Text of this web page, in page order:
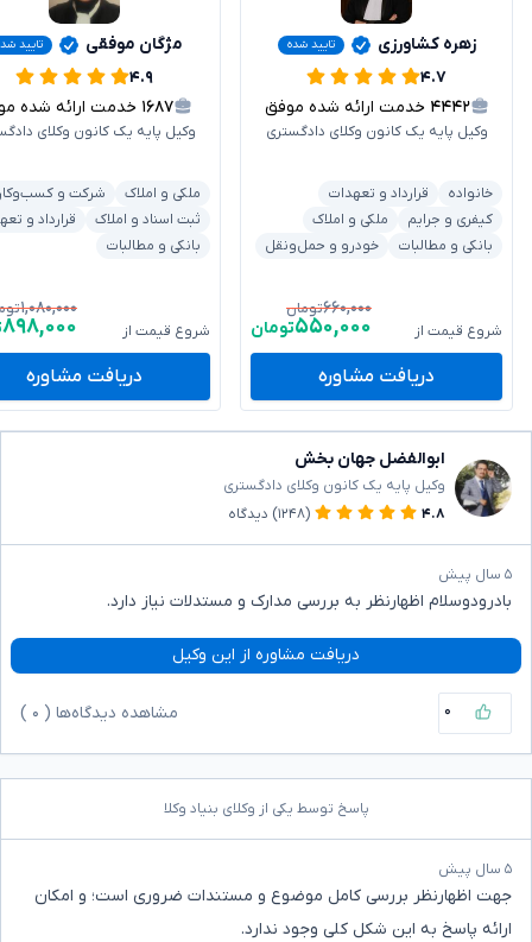
زهره کشاورزی تایید شده
۴.۷
۴۴۴۲ خدمت ارائه شده موفق
وکیل پایه یک کانون وکلای دادگستری
خانواده
قرارداد و تعهدات
کیفری و جرایم
ملکی و املاک
بانکی و مطالبات
خودرو و حمل‌ونقل
شروع قیمت از
۶۶۰,۰۰۰تومان
۵۵۰,۰۰۰تومان
دریافت مشاوره
مژگان موفقی تایید
۴.۹
۱۶۸۷ خدمت ارائه شده موفق
وکیل پایه یک کانون وکلای
ملکی و املاک
شرکت و
ثبت اسناد و املاک
قرارداد و
بانکی و مطالبات
شروع قیمت از
۱,۰۸۰,۰۰۰
۸۹۸,۰۰۰
دریافت مشاوره
ابوالفضل جهان بخش
وکیل پایه یک کانون وکلای دادگستری
۴.۸
(۱۲۴۸) دیدگاه
۵ سال پیش
بادرودوسلام اظهارنظر به بررسی مدارک و مستدلات نیاز دارد.
دریافت مشاوره از این وکیل
۰ مشاهده دیدگاه‌ها ( ۰
پاسخ توسط یکی از وکلای بنیاد وکلا
۵ سال پیش
جهت اظهارنظر بررسی کامل موضوع و مستندات ضروری است؛ و امکان
ارائه پاسخ به این شکل کلی وجود ندارد.